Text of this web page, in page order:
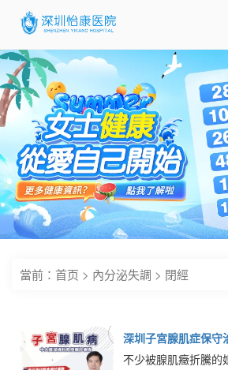
當前： 首页 > 內分泌失調 > 閉經
深圳子宮腺肌症保守
痛、控制病情方法詳
不少被腺肌癥折騰的